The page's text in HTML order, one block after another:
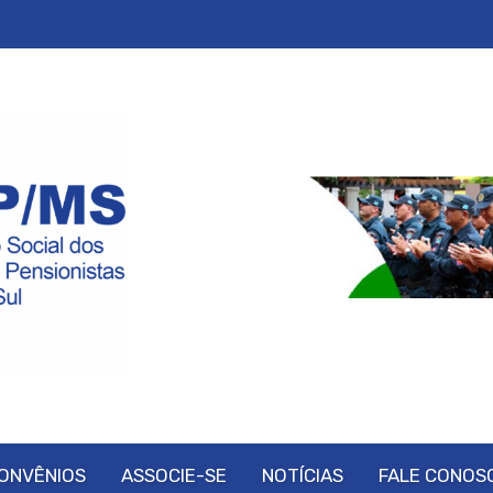
ASSOCIE-SE NOTÍCIAS FALE